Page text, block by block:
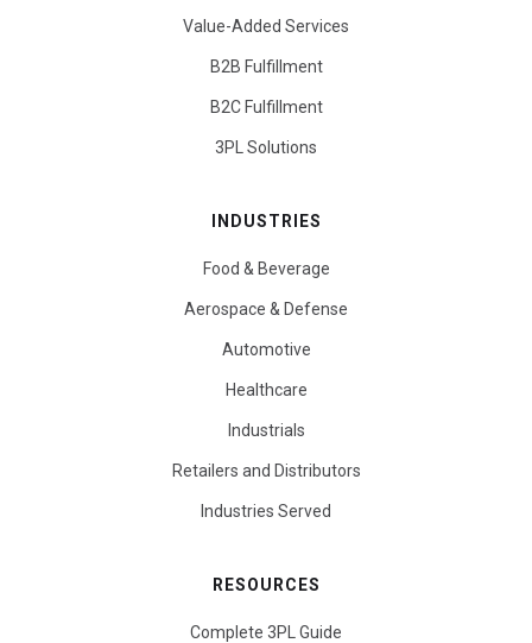
Value-Added Services
B2B Fulfillment
B2C Fulfillment
3PL Solutions
INDUSTRIES
Food & Beverage
Aerospace & Defense
Automotive
Healthcare
Industrials
Retailers and Distributors
Industries Served
RESOURCES
Complete 3PL Guide